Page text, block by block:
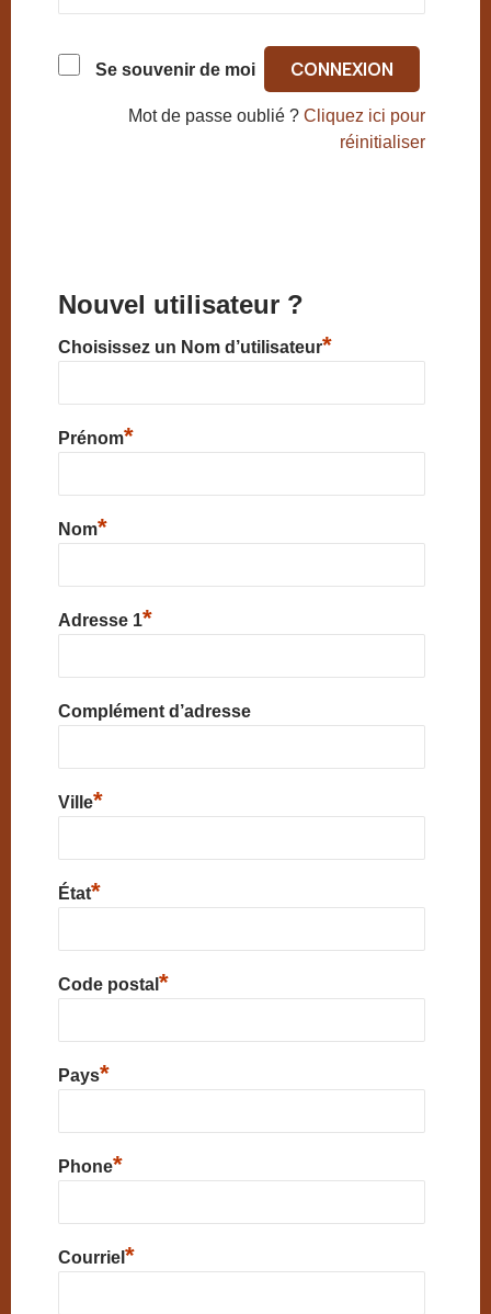
Se souvenir de moi
Mot de passe oublié ?Cliquez ici pour
réinitialiser
Nouvel utilisateur ?
Choisissez un Nom d’utilisateur*
Prénom*
Nom*
Adresse 1*
Complément d’adresse
Ville*
État*
Code postal *
Pays*
Phone*
Courriel *